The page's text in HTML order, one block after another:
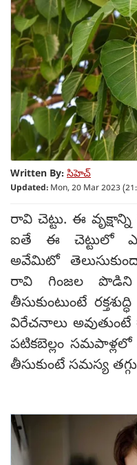
Written By: సిహెచ్
Updated: Mon, 20 Mar 2023
రావి చెట్టు. ఈ
ఐతే ఈ చెట్టులో
అవేమిటో
రావి గింజల పొడిని
తీసుకుంటుంటే
విరేచనాలు
పటికబెల్లం
తీసుకుంటే సమస్య